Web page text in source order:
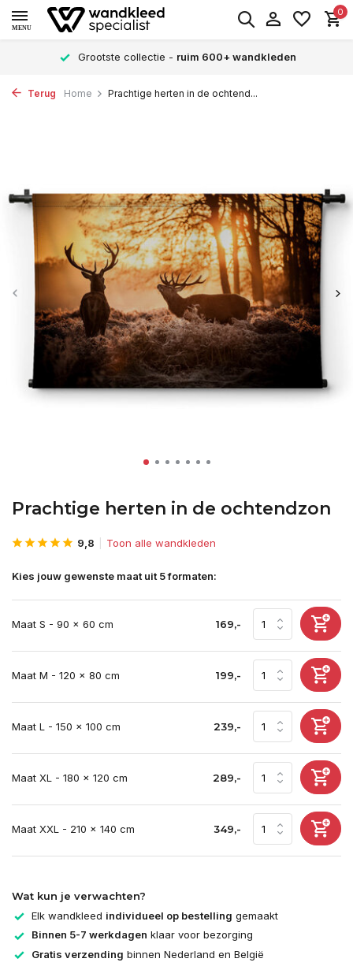
MENU
0
Grootste collectie - ruim 600+ wandkleden
Terug Home Prachtige herten in de ochtend...
Prachtige herten in de ochtendzon
9,8 Toon alle wandkleden
Kies jouw gewenste maat uit 5 formaten:
Maat S - 90 x 60 cm 169,-
Maat M - 120 x 80 cm 199,-
Maat L - 150 x 100 cm 239,-
Maat XL - 180 x 120 cm 289,-
Maat XXL - 210 x 140 cm 349,-
Wat kun je verwachten?
Elk wandkleed individueel op bestelling gemaakt
Binnen 5-7 werkdagen klaar voor bezorging
Gratis verzending binnen Nederland en België